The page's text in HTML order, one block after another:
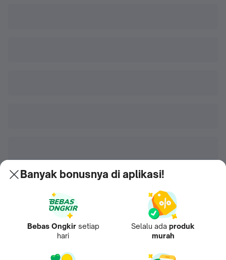
Banyak bonusnya di aplikasi!
Bebas Ongkir setiap
hari
Selalu ada produk
murah